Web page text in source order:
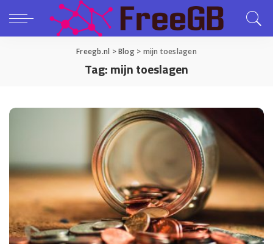
Freegb.nl >Blog> mijn toeslagen
Tag:mijn toeslagen